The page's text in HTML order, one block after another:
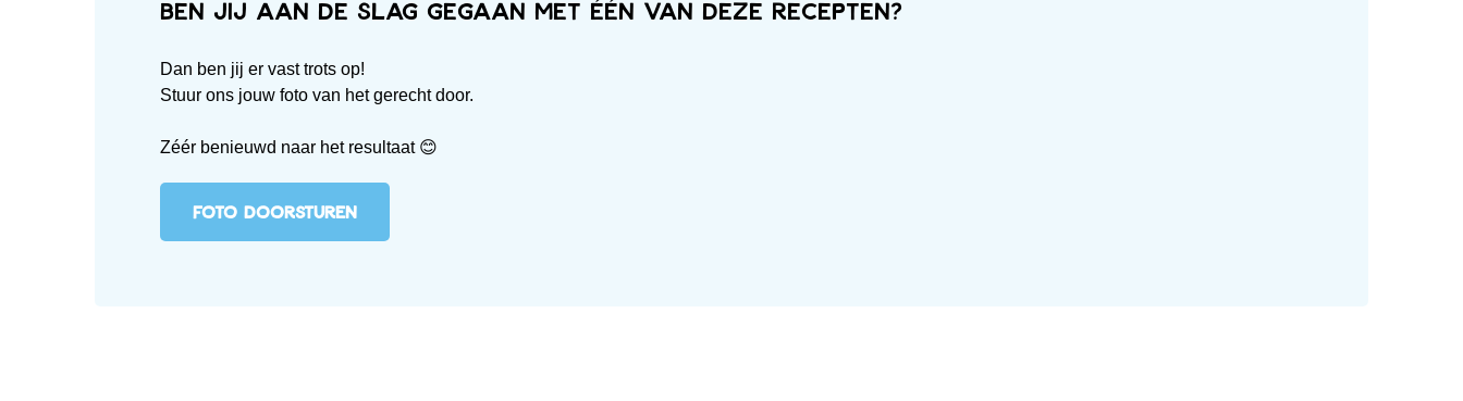
Ben jij aan de slag gegaan met één van deze recepten?
Dan ben jij er vast trots op!
Stuur ons jouw foto van het gerecht door.
Zéér benieuwd naar het resultaat 😊
FOTO DOORSTUREN